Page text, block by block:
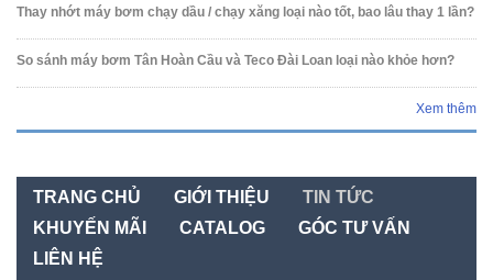
Thay nhớt máy bơm chạy dầu / chạy xăng loại nào tốt, bao lâu thay 1 lần?
So sánh máy bơm Tân Hoàn Cầu và Teco Đài Loan loại nào khỏe hơn?
Xem thêm
TRANG CHỦ GIỚI THIỆU
TIN TỨC
KHUYẾN MÃI
CATALOG
GÓC TƯ VẤN
LIÊN HỆ